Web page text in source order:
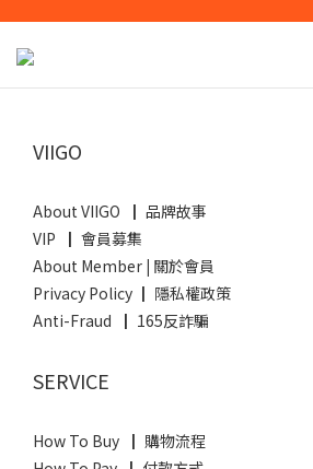
VIIGO
About VIIGO ┃ 品牌故事
VIP ┃ 會員募集
About Member | 關於會員
Privacy Policy ┃ 隱私權政策
Anti-Fraud ┃ 165反詐騙
SERVICE
How To Buy ┃ 購物流程